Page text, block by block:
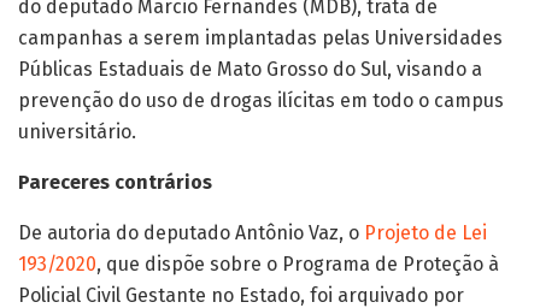
do deputado Marcio Fernandes (MDB), trata de
campanhas a serem implantadas pelas Universidades
Públicas Estaduais de Mato Grosso do Sul, visando a
prevenção do uso de drogas ilícitas em todo o campus
universitário.
Pareceres contrários
De autoria do deputado Antônio Vaz, o Projeto de Lei
193/2020, que dispõe sobre o Programa de Proteção à
Policial Civil Gestante no Estado, foi arquivado por